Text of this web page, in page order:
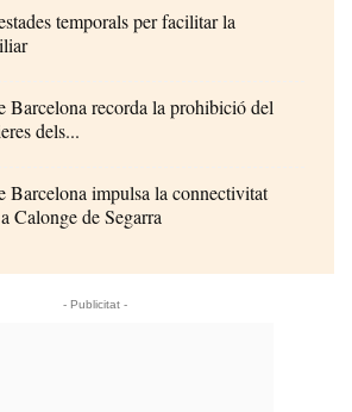
temporals per facilitar la
Barcelona recorda la prohibició del
dels...
Barcelona impulsa la connectivitat
Calonge de Segarra
- Publicitat -